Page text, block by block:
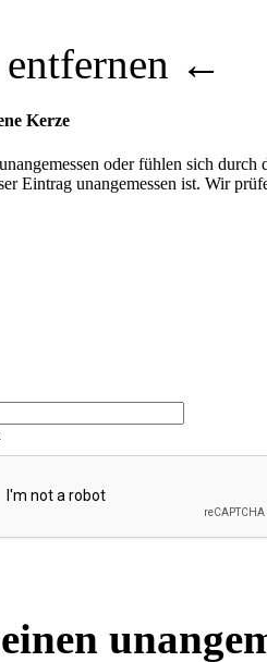
←
Kerze
oder fühlen sich
Eintrag unangemessen ist. Wir